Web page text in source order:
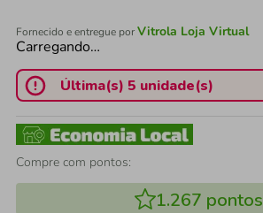
Fornecido e entregue porVitrola Loja Virtual
Carregando…
Última(s) 5 unidade(s)
Compre com pontos:
1.267 pontos